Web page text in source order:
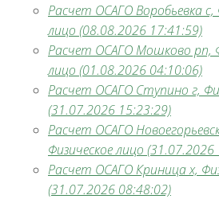
Расчет ОСАГО Воробьевка с,
лицо (08.08.2026 17:41:59)
Расчет ОСАГО Мошково рп,
лицо (01.08.2026 04:10:06)
Расчет ОСАГО Ступино г,
(31.07.2026 15:23:29)
Расчет ОСАГО
Физическое лицо
Расчет ОСАГО Криница х,
(31.07.2026 08:48:02)